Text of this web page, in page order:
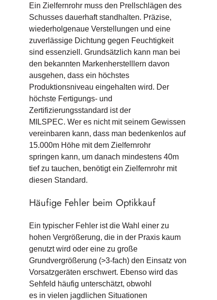
Ein Zielfernrohr muss den Prellschlägen des
Schusses dauerhaft standhalten. Präzise,
wiederholgenaue Verstellungen und eine
zuverlässige Dichtung gegen Feuchtigkeit
sind essenziell. Grundsätzlich kann man bei
den bekannten Markenherstelllern davon
ausgehen, dass ein höchstes
Produktionsniveau eingehalten wird. Der
höchste Fertigungs- und
Zertifizierungsstandard ist der
MILSPEC. Wer es nicht mit seinem Gewissen
vereinbaren kann, dass man bedenkenlos auf
15.000m Höhe mit dem Zielfernrohr
springen kann, um danach mindestens 40m
tief zu tauchen, benötigt ein Zielfernrohr mit
diesen Standard.
Häufige Fehler beim Optikkauf
Ein typischer Fehler ist die Wahl einer zu
hohen Vergrößerung, die in der Praxis kaum
genutzt wird oder eine zu große
Grundvergrößerung (>3-fach) den Einsatz von
Vorsatzgeräten erschwert. Ebenso wird das
Sehfeld häufig unterschätzt, obwohl
es in vielen jagdlichen Situationen